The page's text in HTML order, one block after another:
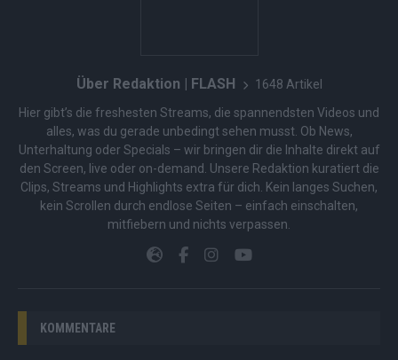
Über Redaktion | FLASH 1648 Artikel
Hier gibt’s die freshesten Streams, die spannendsten Videos und
alles, was du gerade unbedingt sehen musst. Ob News,
Unterhaltung oder Specials – wir bringen dir die Inhalte direkt auf
den Screen, live oder on-demand. Unsere Redaktion kuratiert die
Clips, Streams und Highlights extra für dich. Kein langes Suchen,
kein Scrollen durch endlose Seiten – einfach einschalten,
mitfiebern und nichts verpassen.
KOMMENTARE